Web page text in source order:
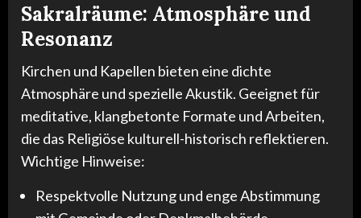
Sakralräume: Atmosphäre und
Resonanz
Kirchen und Kapellen bieten eine dichte
Atmosphäre und spezielle Akustik. Geeignet für
meditative, klangbetonte Formate und Arbeiten,
die das Religiöse kulturell-historisch reflektieren.
Wichtige Hinweise:
Respektvolle Nutzung und enge Abstimmung